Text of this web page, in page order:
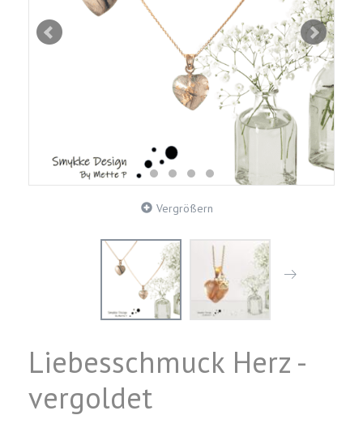
Vergrößern
Liebesschmuck Herz -
vergoldet